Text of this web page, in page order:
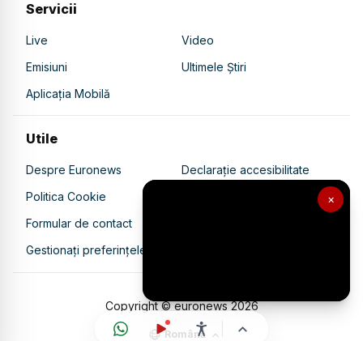
×
Servicii
Live
Video
Emisiuni
Ultimele Știri
Aplicația Mobilă
Utile
Despre Euronews
Declarație accesibilitate
Politica Cookie
Politica de confidențialitate
Formular de contact
Gestionați preferințele
Copyright © euronews2026
Română